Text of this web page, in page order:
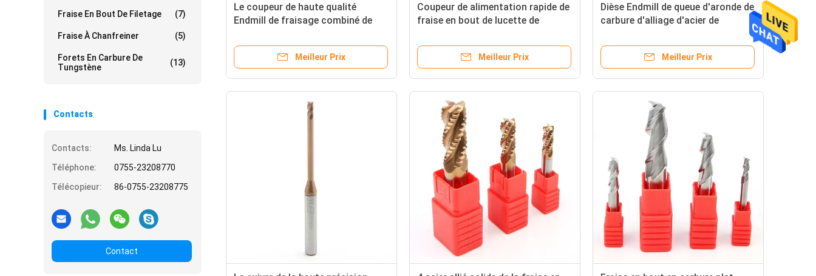
Fraise En Bout De Filetage (7)
Fraise À Chanfreiner (5)
Forets En Carbure De
Tungstène
(13)
Contacts
Contacts:
Ms. Linda Lu
Téléphone:
0755-23208770
Télécopieur:
86-0755-23208775
Contact
Le coupeur de haute qualité
Endmill de fraisage combiné de
numérique par ordinateur pour la
haute durcissent le métal
Meilleur Prix
Coupeur de alimentation rapide de
fraise en bout de lucette de
pour la machine de commande
numérique par ordinateur
Meilleur Prix
Dièse Endmill de queue d'aronde de
carbure d'alliage d'acier de
tungstène de coupeur de fraisage
de queue d'aronde
Meilleur Prix